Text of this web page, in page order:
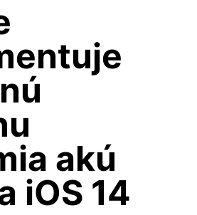
akú
iOS 14